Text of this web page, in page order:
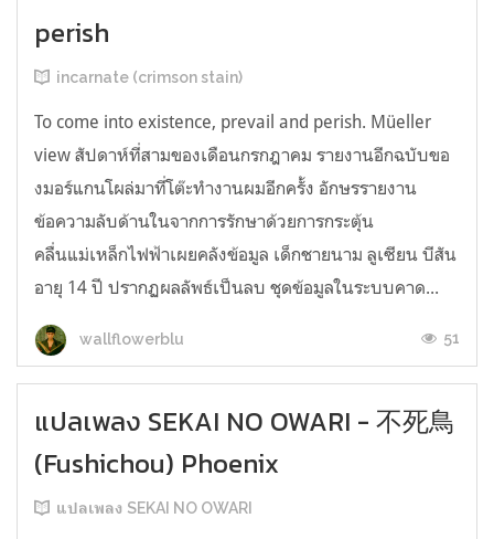
perish
incarnate (crimson stain)
To come into existence, prevail and perish. Müeller
view สัปดาห์ที่สามของเดือนกรกฎาคม รายงานอีกฉบับขอ
งมอร์แกนโผล่มาที่โต๊ะทำงานผมอีกครั้ง อักษรรายงาน
ข้อความลับด้านในจากการรักษาด้วยการกระตุ้น
คลื่นแม่เหล็กไฟฟ้าเผยคลังข้อมูล เด็กชายนาม ลูเซียน บีสัน
อายุ 14 ปี ปรากฏผลลัพธ์เป็นลบ ชุดข้อมูลในระบบคาด...
wallflowerblu 51
แปลเพลง SEKAI NO OWARI - 不死鳥
(Fushichou) Phoenix
แปลเพลง SEKAI NO OWARI